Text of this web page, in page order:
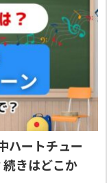
ハートチュー
きはどこか